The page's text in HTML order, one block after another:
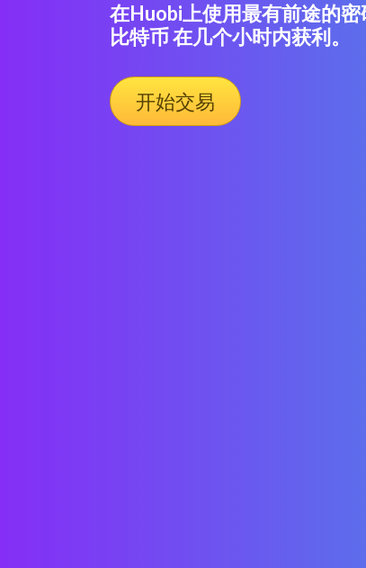
在Huobi上使用最有前途的
比特币 在几个小时内获利。
开始交易